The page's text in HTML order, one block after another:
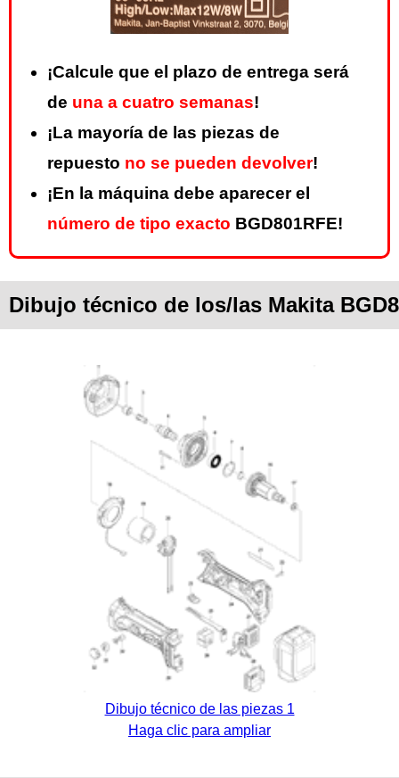
¡Calcule que el plazo de entrega será
de una a cuatro semanas!
¡La mayoría de las piezas de
repuesto no se pueden devolver!
¡En la máquina debe aparecer el
número de tipo exacto BGD801RFE!
Dibujo técnico de los/las Makita
Dibujo técnico de las piezas 1
Haga clic para ampliar